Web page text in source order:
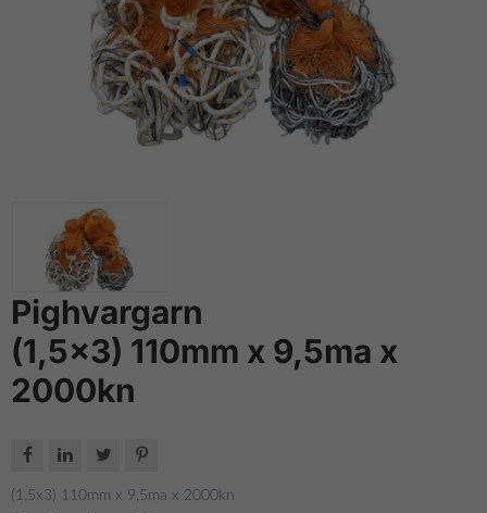
Pighvargarn
(1,5x3) 110mm x 9,5ma x
2000kn
   
(1,5x3) 110mm x 9,5ma x 2000kn